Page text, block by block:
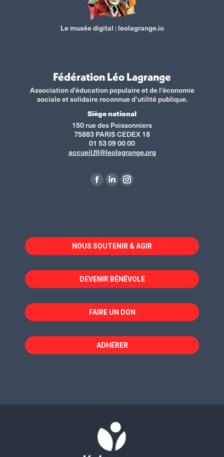
Le musée digital : leolagrange.io
Fédération Léo Lagrange
Association d'éducation populaire et de l'économie
sociale et solidaire reconnue d’utilité publique.
Siège national
150 rue des Poissonniers
75883 PARIS CEDEX 18
01 53 09 00 00
accueil.fll@leolagrange.org
La
dans
une
fenêtre
La
dans
une
fenêtre
La
dans
une
fenêtre
NOUS SOUTENIR & AGIR
DEVENIR BÉNÉVOLE
FAIRE UN DON
ADHÉRER